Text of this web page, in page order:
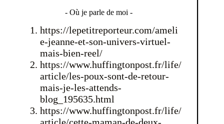
- Où je parle de moi -
https://lepetitreporteur.com/ameli
e-jeanne-et-son-univers-virtuel-
mais-bien-reel/
https://www.huffingtonpost.fr/life/
article/les-poux-sont-de-retour-
mais-je-les-attends-
blog_195635.html
https://www.huffingtonpost.fr/life/